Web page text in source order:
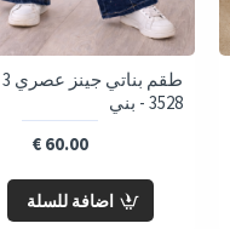
3528 - بني
60.00 €
اضافة للسلة